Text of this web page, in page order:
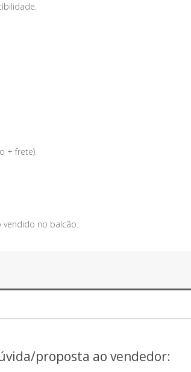
+ frete).
no balcão.
proposta ao vendedor: